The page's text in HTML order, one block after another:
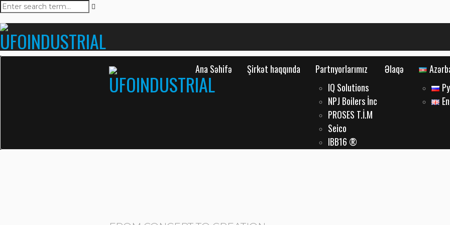
Ana Səhifə Şirkət haqqında
Partnyorlarımız
IQ Solutions
NPJ Boilers İnc
PROSES T.İ.M
Seico
IBB16 ®
Əlaqə